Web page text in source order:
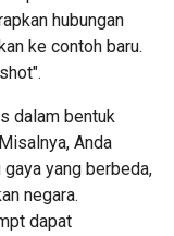
hubungan
ke contoh baru.
dalam bentuk
Anda
yang berbeda,
negara.
dapat